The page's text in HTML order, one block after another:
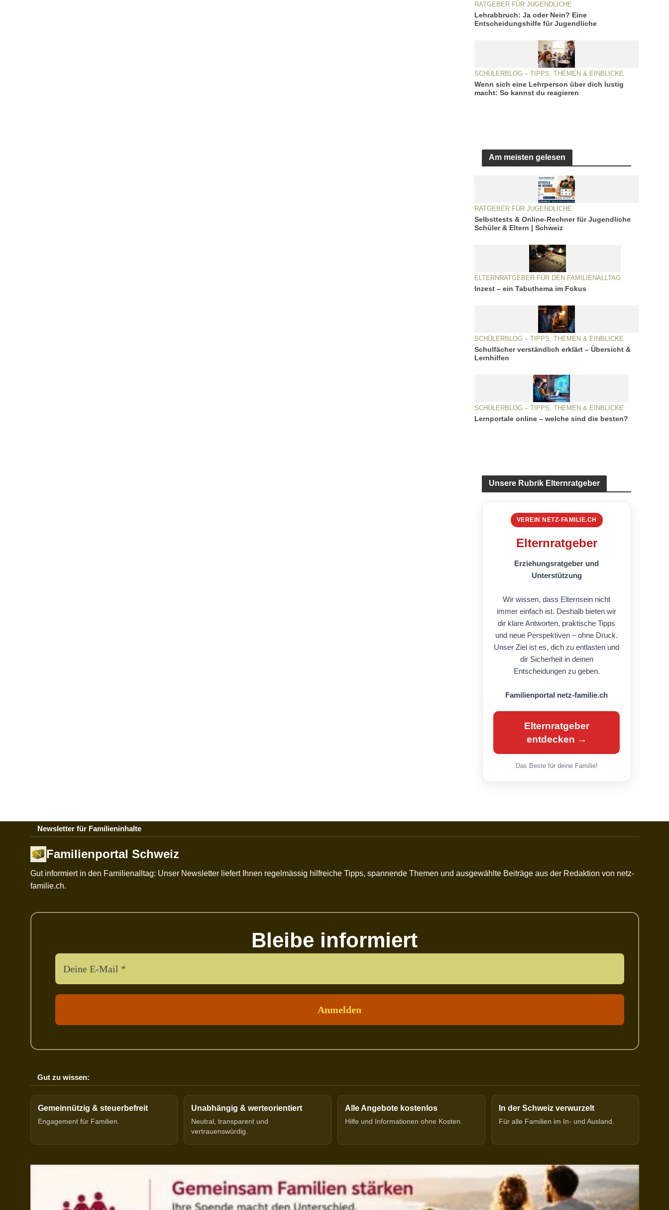
RATGEBER FÜR JUGENDLICHE
Lehrabbruch: Ja oder Nein? Eine
Entscheidungshilfe für Jugendliche
SCHÜLERBLOG – TIPPS, THEMEN & EINBLICKE
Wenn sich eine Lehrperson über dich lustig
macht: So kannst du reagieren
Am meisten gelesen
RATGEBER FÜR JUGENDLICHE
Selbsttests & Online-Rechner für Jugendliche
Schüler & Eltern | Schweiz
ELTERNRATGEBER FÜR DEN FAMILIENALLTAG
Inzest – ein Tabuthema im Fokus
SCHÜLERBLOG – TIPPS, THEMEN & EINBLICKE
Schulfächer verständlich erklärt – Übersicht &
Lernhilfen
SCHÜLERBLOG – TIPPS, THEMEN & EINBLICKE
Lernportale online – welche sind die besten?
Unsere Rubrik Elternratgeber
VEREIN NETZ-FAMILIE.CH
Elternratgeber
Erziehungsratgeber und
Unterstützung
Wir wissen, dass Elternsein nicht
immer einfach ist. Deshalb bieten wir
dir klare Antworten, praktische Tipps
und neue Perspektiven – ohne Druck.
Unser Ziel ist es, dich zu entlasten und
dir Sicherheit in deinen
Entscheidungen zu geben.
Familienportal netz-familie.ch
Elternratgeber
entdecken →
Das Beste für deine Familie!
Newsletter für Familieninhalte
Familienportal Schweiz
Gut informiert in den Familienalltag: Unser Newsletter liefert Ihnen regelmässig hilfreiche Tipps, spannende Themen und ausgewählte Beiträge aus der Redaktion von netz-
familie.ch.
Bleibe informiert
Gut zu wissen:
Gemeinnützig & steuerbefreit
Engagement für Familien.
Unabhängig & werteorientiert
Neutral, transparent und
vertrauenswürdig.
Alle Angebote kostenlos
Hilfe und Informationen ohne Kosten.
In der Schweiz verwurzelt
Für alle Familien im In- und Ausland.